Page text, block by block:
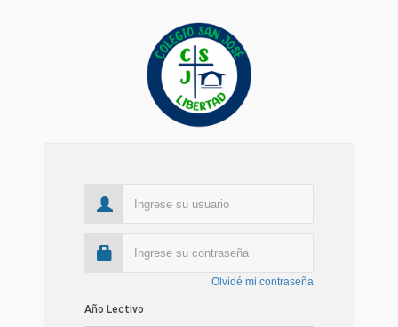
Olvidé mi contraseña
Año Lectivo